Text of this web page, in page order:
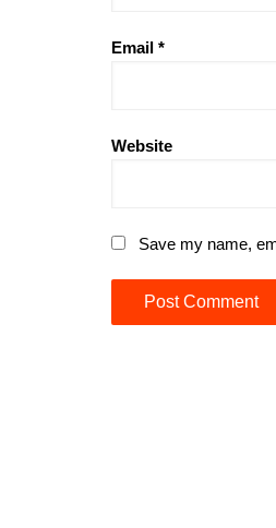
Email *
Website
Save my name,